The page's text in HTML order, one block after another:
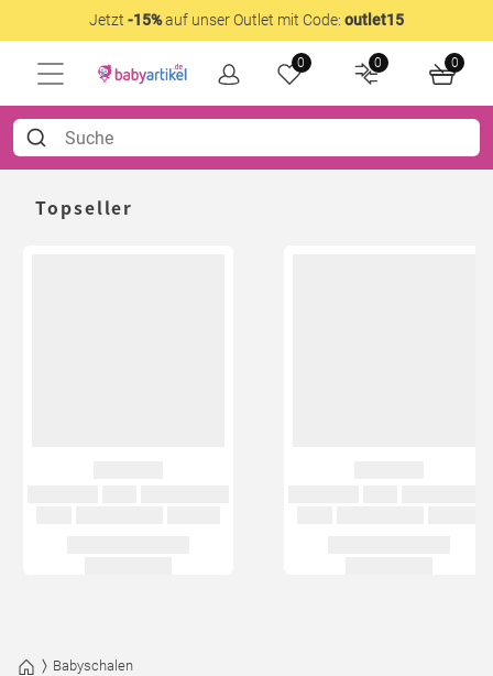
Jetzt -15%auf unser Outlet mit Code: outlet15
0 0 0
Topseller
Babyschalen